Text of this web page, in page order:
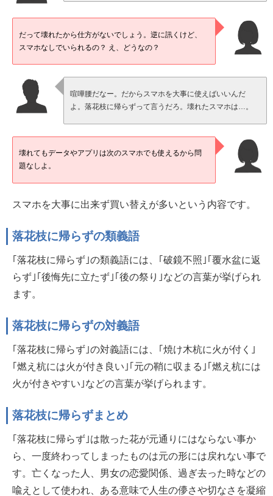
だって壊れたから仕方がないでしょう。逆に訊くけど、
スマホなしでいられるの？ え、どうなの？
喧嘩腰だなー。だからスマホを大事に使えばいいんだ
よ。落花枝に帰らずって言うだろ。壊れたスマホは…。
壊れてもデータやアプリは次のスマホでも使えるから問
題なしよ。
スマホを大事に出来ず買い替えが多いという内容です。
落花枝に帰らずの類義語
｢落花枝に帰らず｣の類義語には、｢破鏡不照｣｢覆水盆に返
らず｣｢後悔先に立たず｣｢後の祭り｣などの言葉が挙げられ
ます。
落花枝に帰らずの対義語
｢落花枝に帰らず｣の対義語には、｢焼け木杭に火が付く｣
｢燃え杭には火が付き良い｣｢元の鞘に収まる｣｢燃え杭には
火が付きやすい｣などの言葉が挙げられます。
落花枝に帰らずまとめ
｢落花枝に帰らず｣は散った花が元通りにはならない事か
ら、一度終わってしまったものは元の形には戻れない事で
す。亡くなった人、男女の恋愛関係、過ぎ去った時などの
喩えとして使われ、ある意味で人生の儚さや切なさを凝縮